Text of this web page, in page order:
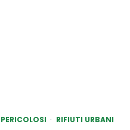
RIFIUTI URBANI